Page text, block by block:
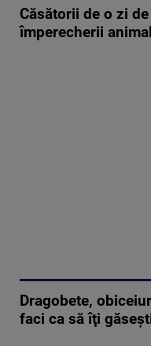
Căsătorii de o zi
împerecherii
Dragobete,
faci ca să îţi